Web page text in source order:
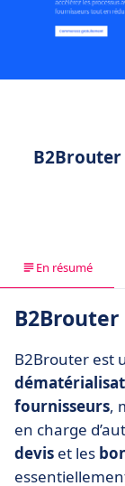
En résumé
B2Brouter est
fournisseurs,
en charge
devis et les